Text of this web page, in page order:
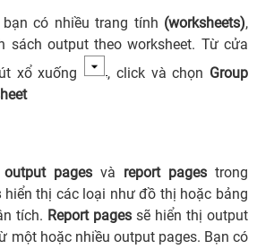
có nhiều trang tính (worksheets),
sách output theo worksheet. Từ cửa
xổ xuống
, click và chọn Group
output pages và report pages trong
hiển thị các loại như đồ thị hoặc bảng
tích. Report pages sẽ hiển thị output
một hoặc nhiều output pages. Bạn có